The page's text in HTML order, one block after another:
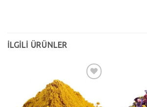
İLGILI ÜRÜNLER
wishlist